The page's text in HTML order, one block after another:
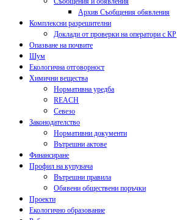
Архив Съобщения обявления
Комплексни разрешителни
Доклади от проверки на оператори с КР
Опазване на почвите
Шум
Екологична отговорност
Химични вещества
Нормативна уредба
REACH
Севезо
Законодателство
Нормативни документи
Вътрешни актове
Финансиране
Профил на купувача
Вътрешни правила
Обявени обществени поръчки
Проекти
Екологично образование